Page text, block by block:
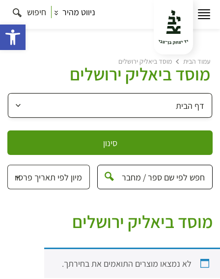
ניווט מהיר חיפוש
עמוד הבית מוסד ביאליק ירושלים
מוסד ביאליק ירושלים
סינון
מוסד ביאליק ירושלים
לא נמצאו מוצרים התואמים את בחירתך.